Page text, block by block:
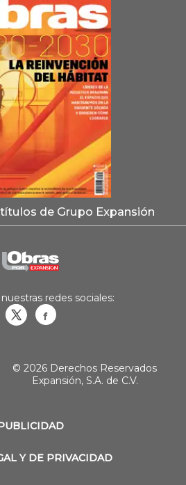
de Grupo Expansión
Y DE PRIVACIDAD
redes sociales:
© 2026 Derechos Reservados
Expansión, S.A. de C.V.